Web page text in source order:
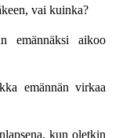
vai kuinka?
emännäksi aikoo
emännän virkaa
kun oletkin